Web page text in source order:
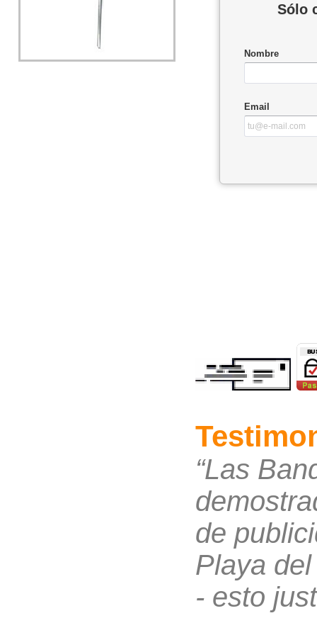
“Las
de
Playa
- esto